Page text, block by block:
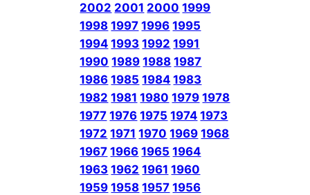
2002 2001 2000 1999
1998 1997 1996 1995
1994 1993 1992 1991
1990 1989 1988 1987
1986 1985 1984 1983
1982 1981 1980 1979 1978
1977 1976 1975 1974 1973
1972 1971 1970 1969 1968
1967 1966 1965 1964
1963 1962 1961 1960
1959 1958 1957 1956